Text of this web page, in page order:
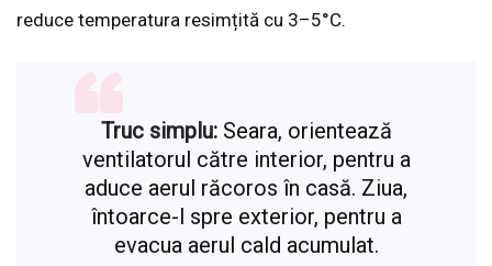
reduce temperatura resimțită cu 3–5°C.
Truc simplu:Seara, orientează
ventilatorul către interior, pentru a
aduce aerul răcoros în casă. Ziua,
întoarce-l spre exterior, pentru a
evacua aerul cald acumulat.